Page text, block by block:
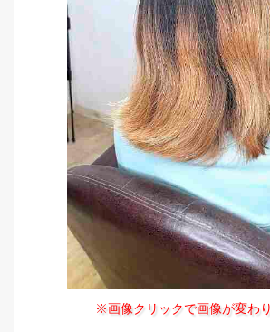
※画像クリックで画像が変わり